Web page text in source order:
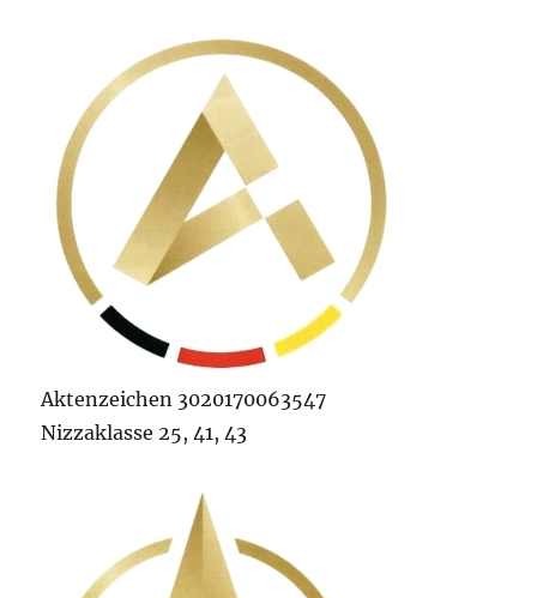
Aktenzeichen 3020170063547
Nizzaklasse 25, 41, 43